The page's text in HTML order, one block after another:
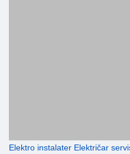
Elektro instalater Električar